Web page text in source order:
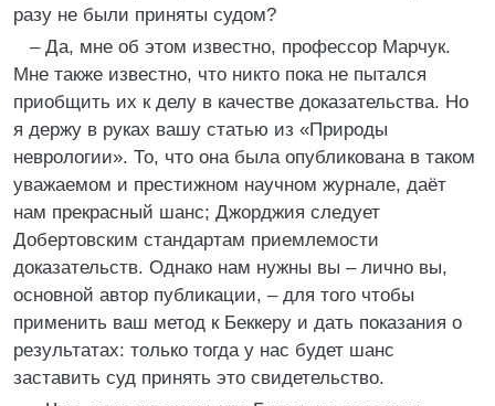
разу не были приняты судом?
– Да, мне об этом известно, профессор Марчук.
Мне также известно, что никто пока не пытался
приобщить их к делу в качестве доказательства. Но
я держу в руках вашу статью из «Природы
неврологии». То, что она была опубликована в таком
уважаемом и престижном научном журнале, даёт
нам прекрасный шанс; Джорджия следует
Добертовским стандартам приемлемости
доказательств. Однако нам нужны вы – лично вы,
основной автор публикации, – для того чтобы
применить ваш метод к Беккеру и дать показания о
результатах: только тогда у нас будет шанс
заставить суд принять это свидетельство.